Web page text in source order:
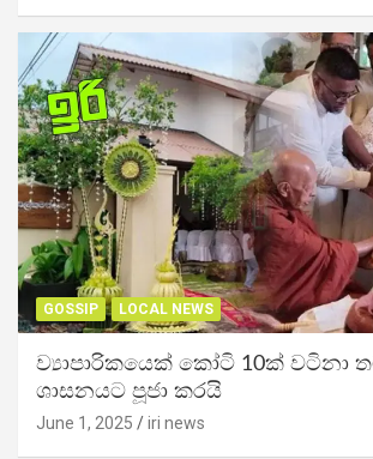
GOSSIP LOCAL NEWS
ව්‍යාපාරිකයෙක් කෝටි 10ක් වටිනා
ශාසනයට පූජා කරයි
June 1, 2025 iri news